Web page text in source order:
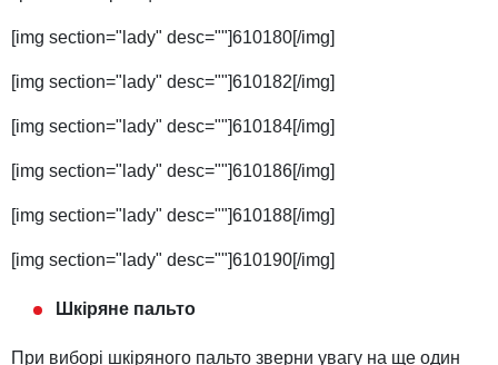
[img section="lady" desc=""]610180[/img]
[img section="lady" desc=""]610182[/img]
[img section="lady" desc=""]610184[/img]
[img section="lady" desc=""]610186[/img]
[img section="lady" desc=""]610188[/img]
[img section="lady" desc=""]610190[/img]
Шкіряне пальто
При виборі шкіряного пальто зверни увагу на ще один